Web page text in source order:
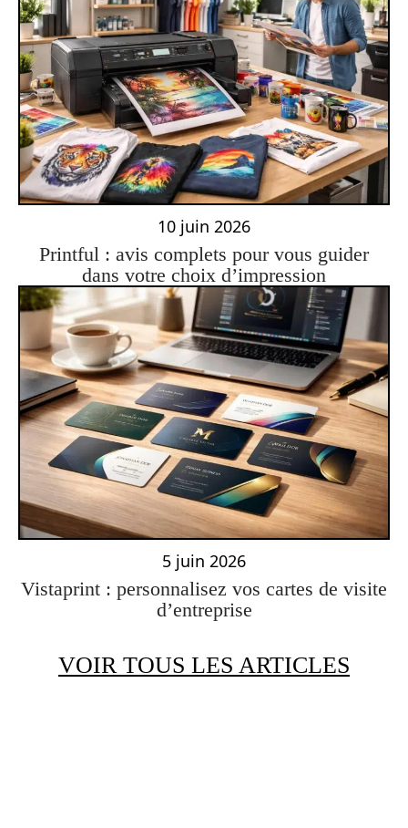
10 juin 2026
Printful : avis complets pour vous guider
dans votre choix d’impression
5 juin 2026
Vistaprint : personnalisez vos cartes de visite
d’entreprise
VOIR TOUS LES ARTICLES